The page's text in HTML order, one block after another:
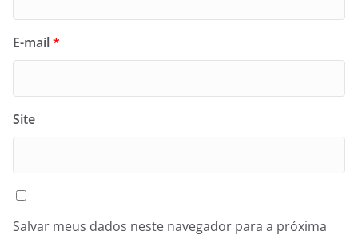
E-mail*
Site
Salvar meus dados neste navegador para a próxima